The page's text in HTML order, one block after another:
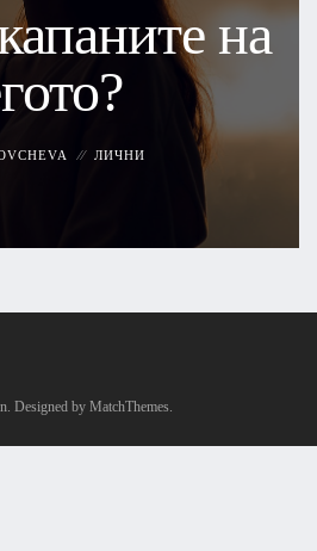
на
ЛИЧНИ
Designed by MatchThemes.